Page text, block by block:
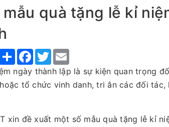
mẫu quà tặng lễ kỉ
ShareFacebook
TwitterEmail
ngày thành lập là sự kiện quan trọng
tổ chức vinh danh, tri ân các đối
xin đề xuất một số mẫu quà tặng lễ kỉ